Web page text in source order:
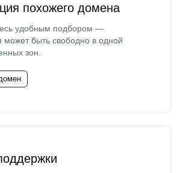
похожего домена
удобным подбором —
может быть свободно в одной
зон.